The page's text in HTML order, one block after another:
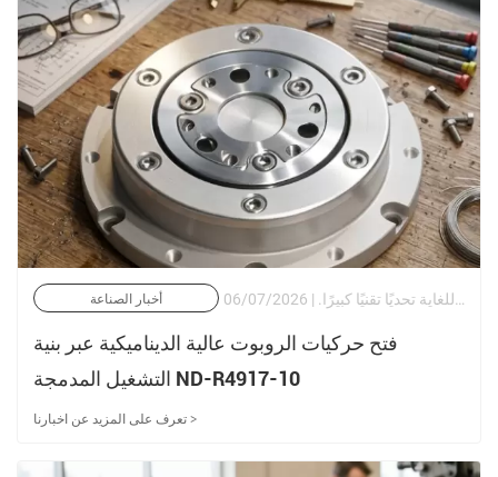
أخبار الصناعة في مجال الأتمتة الصناعية الحديثة وهندسة الروبوتات المتقدمة، يعد تحقيق التوازن بين كثافة عزم الدوران العالية والصلابة الالتوائية ورد الفعل العكسي المنخفض للغاية تحديًا تقنيًا كبيرًا. | 06/07/2026
فتح حركيات الروبوت عالية الديناميكية عبر بنية
التشغيل المدمجة ND-R4917-10
تعرف على المزيد عن اخبارنا >